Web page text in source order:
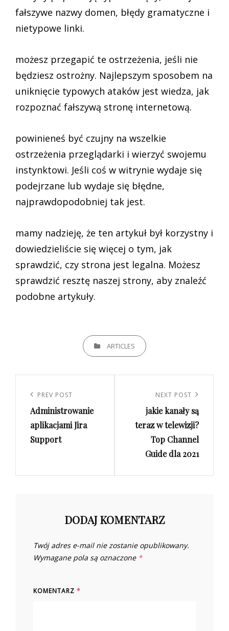
fałszywe nazwy domen, błędy gramatyczne i
nietypowe linki.
możesz przegapić te ostrzeżenia, jeśli nie
będziesz ostrożny. Najlepszym sposobem na
uniknięcie typowych ataków jest wiedza, jak
rozpoznać fałszywą stronę internetową.
powinieneś być czujny na wszelkie
ostrzeżenia przeglądarki i wierzyć swojemu
instynktowi. Jeśli coś w witrynie wydaje się
podejrzane lub wydaje się błędne,
najprawdopodobniej tak jest.
mamy nadzieję, że ten artykuł był korzystny i
dowiedzieliście się więcej o tym, jak
sprawdzić, czy strona jest legalna. Możesz
sprawdzić resztę naszej strony, aby znaleźć
podobne artykuły.
CATEGORIESARTICLES
wpisu
Previous
Post
PREV POST
Administrowanie
aplikacjami Jira
Support
Post
NEXT POST
jakie kanały są
teraz w telewizji?
Top Channel
Guide dla 2021
DODAJ KOMENTARZ
Twój adres e-mail nie zostanie opublikowany.
Wymagane pola są oznaczone *
KOMENTARZ *